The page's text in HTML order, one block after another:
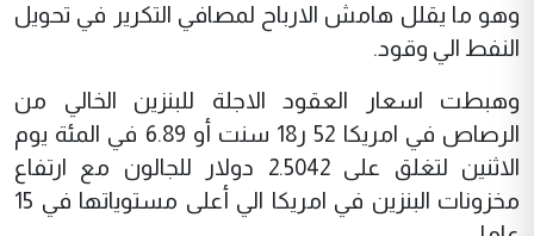
وهو ما يقلل هامش الارباح لمصافي التكرير في تحويل
النفط الي وقود.
وهبطت اسعار العقود الاجلة للبنزين الخالي من
الرصاص في امريكا 52 ر18 سنت أو 6.89 في المئة يوم
الاثنين لتغلق على 2.5042 دولار للجالون مع ارتفاع
مخزونات البنزين في امريكا الي أعلى مستوياتها في 15